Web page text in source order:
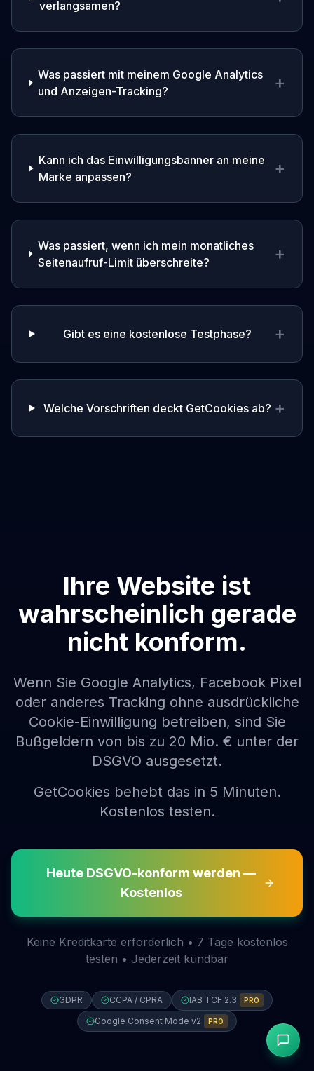
verlangsamen?
Was passiert mit meinem Google Analytics
und Anzeigen-Tracking?
+
Kann ich das Einwilligungsbanner an meine
Marke anpassen?
+
Was passiert, wenn ich mein monatliches
Seitenaufruf-Limit überschreite?
+
Gibt es eine kostenlose Testphase? +
Welche Vorschriften deckt GetCookies ab? +
Ihre Website ist
wahrscheinlich gerade
nicht konform.
Wenn Sie Google Analytics, Facebook Pixel
oder anderes Tracking ohne ausdrückliche
Cookie-Einwilligung betreiben, sind Sie
Bußgeldern von bis zu 20 Mio. € unter der
DSGVO ausgesetzt.
GetCookies behebt das in 5 Minuten.
Kostenlos testen.
Heute DSGVO-konform werden —
Kostenlos
Keine Kreditkarte erforderlich • 7 Tage kostenlos
testen • Jederzeit kündbar
GDPR CCPA / CPRA IAB TCF 2.3 PRO
Google Consent Mode v2 PRO